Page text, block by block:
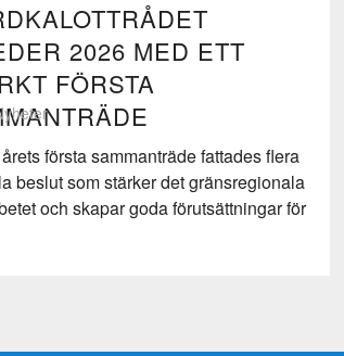
2026 MED ETT
FÖRSTA
första sammanträde fattades flera
beslut som stärker det gränsregionala
och skapar goda förutsättningar för